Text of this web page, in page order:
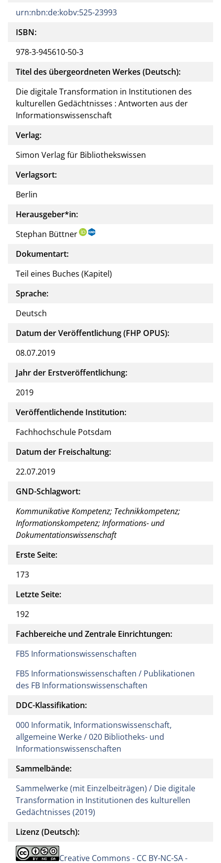
urn:nbn:de:kobv:525-23993
ISBN:
978-3-945610-50-3
Titel des übergeordneten Werkes (Deutsch):
Die digitale Transformation in Institutionen des
kulturellen Gedächtnisses : Antworten aus der
Informationswissenschaft
Verlag:
Simon Verlag für Bibliothekswissen
Verlagsort:
Berlin
Herausgeber*in:
Stephan Büttner
Dokumentart:
Teil eines Buches (Kapitel)
Sprache:
Deutsch
Datum der Veröffentlichung (FHP OPUS):
08.07.2019
Jahr der Erstveröffentlichung:
2019
Veröffentlichende Institution:
Fachhochschule Potsdam
Datum der Freischaltung:
22.07.2019
GND-Schlagwort:
Kommunikative Kompetenz; Technikkompetenz;
Informationskompetenz; Informations- und
Dokumentationswissenschaft
Erste Seite:
173
Letzte Seite:
192
Fachbereiche und Zentrale Einrichtungen:
FB5 Informationswissenschaften
FB5 Informationswissenschaften / Publikationen
des FB Informationswissenschaften
DDC-Klassifikation:
000 Informatik, Informationswissenschaft,
allgemeine Werke / 020 Bibliotheks- und
Informationswissenschaften
Sammelbände:
Sammelwerke (mit Einzelbeiträgen) / Die digitale
Transformation in Institutionen des kulturellen
Gedächtnisses (2019)
Lizenz (Deutsch):
Creative Commons - CC BY-NC-SA -